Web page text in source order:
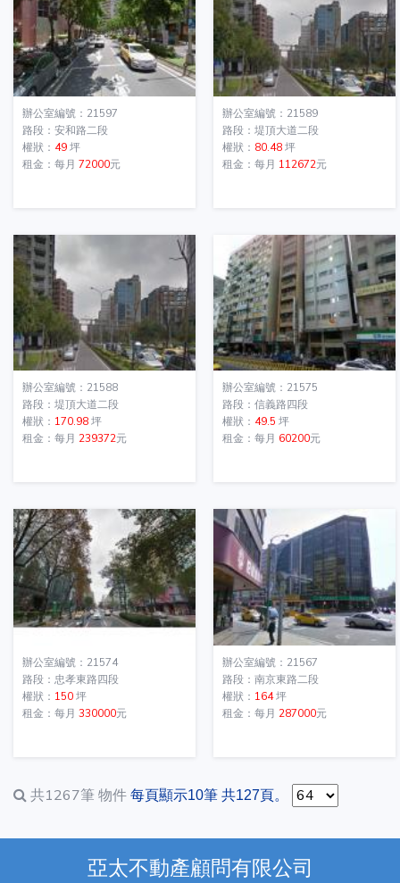
辦公室編號：21597
路段：安和路二段
權狀： 49坪
租金：每月 72000元
辦公室編號：21589
路段：堤頂大道二段
權狀： 80.48坪
租金：每月 112672元
辦公室編號：21588
路段：堤頂大道二段
權狀： 170.98坪
租金：每月 239372元
辦公室編號：21575
路段：信義路四段
權狀： 49.5 坪
租金：每月 60200元
辦公室編號：21574
路段：忠孝東路四段
權狀： 150坪
租金：每月 330000元
辦公室編號：21567
路段：南京東路二段
權狀： 164坪
租金：每月 287000元
共1267筆 物件 每頁顯示10筆 共127頁。
亞太不動產顧問有限公司